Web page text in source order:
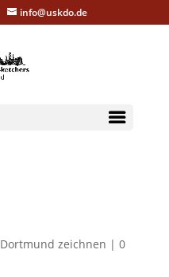
info@uskdo.de
Dortmund zeichnen | 0